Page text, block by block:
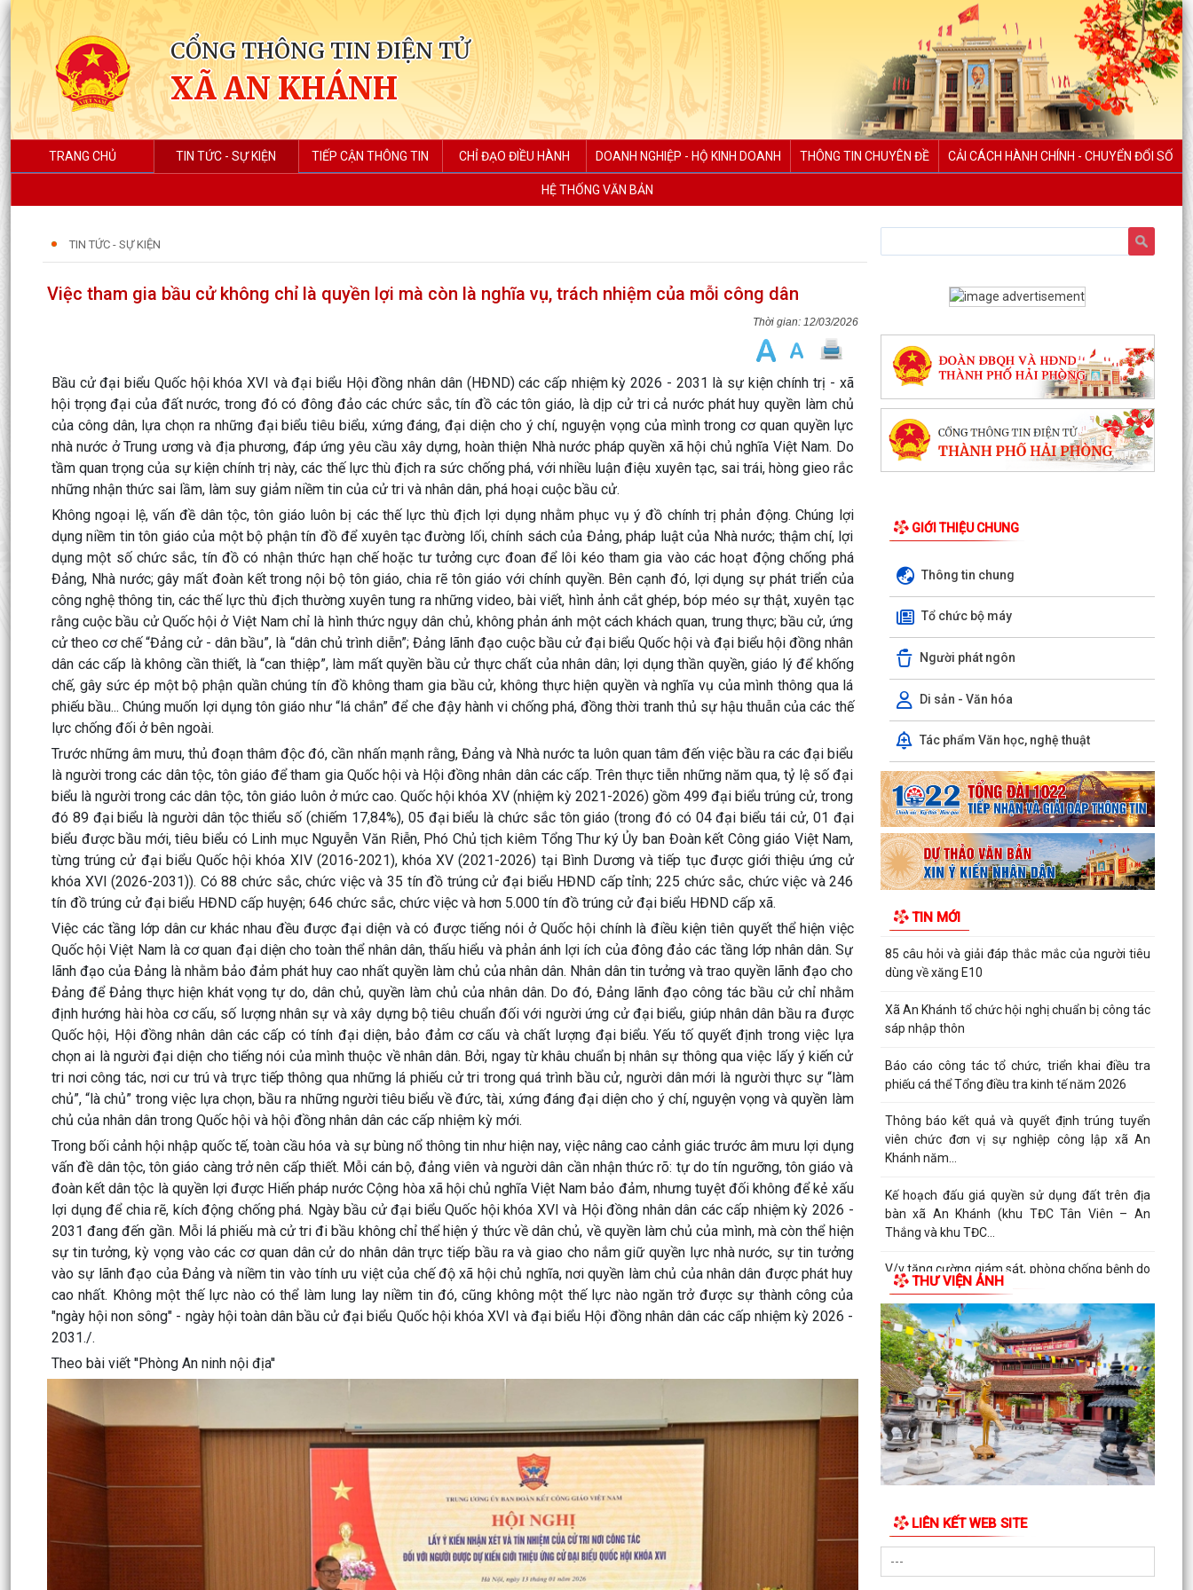
CỔNG THÔNG TIN ĐIỆN TỬ
XÃ AN KHÁNH
TRANG CHỦ TIN TỨC - SỰ KIỆN TIẾP CẬN THÔNG TIN CHỈ ĐẠO ĐIỀU HÀNH DOANH NGHIỆP - HỘ KINH DOANH THÔNG TIN CHUYÊN ĐỀ CẢI CÁCH HÀNH CHÍNH - CHUYỂN ĐỔI SỐ
HỆ THỐNG VĂN BẢN
TIN TỨC - SỰ KIỆN
Việc tham gia bầu cử không chỉ là quyền lợi mà còn là nghĩa vụ, trách nhiệm của mỗi công dân
12/03/2026
Bầu cử đại biểu Quốc hội khóa XVI và đại biểu Hội đồng nhân dân (HĐND) các cấp nhiệm kỳ 2026 - 2031 là sự kiện chính trị - xã
hội trọng đại của đất nước, trong đó có đông đảo các chức sắc, tín đồ các tôn giáo, là dịp cử tri cả nước phát huy quyền làm chủ
của công dân, lựa chọn ra những đại biểu tiêu biểu, xứng đáng, đại diện cho ý chí, nguyện vọng của mình trong cơ quan quyền lực
nhà nước ở Trung ương và địa phương, đáp ứng yêu cầu xây dựng, hoàn thiện Nhà nước pháp quyền xã hội chủ nghĩa Việt Nam. Do
tầm quan trọng của sự kiện chính trị này, các thế lực thù địch ra sức chống phá, với nhiều luận điệu xuyên tạc, sai trái, hòng gieo rắc
những nhận thức sai lầm, làm suy giảm niềm tin của cử tri và nhân dân, phá hoại cuộc bầu cử.
Không ngoại lệ, vấn đề dân tộc, tôn giáo luôn bị các thế lực thù địch lợi dụng nhằm phục vụ ý đồ chính trị phản động. Chúng lợi
dụng niềm tin tôn giáo của một bộ phận tín đồ để xuyên tạc đường lối, chính sách của Đảng, pháp luật của Nhà nước; thậm chí, lợi
dụng một số chức sắc, tín đồ có nhận thức hạn chế hoặc tư tưởng cực đoan để lôi kéo tham gia vào các hoạt động chống phá
Đảng, Nhà nước; gây mất đoàn kết trong nội bộ tôn giáo, chia rẽ tôn giáo với chính quyền. Bên cạnh đó, lợi dụng sự phát triển của
công nghệ thông tin, các thế lực thù địch thường xuyên tung ra những video, bài viết, hình ảnh cắt ghép, bóp méo sự thật, xuyên tạc
rằng cuộc bầu cử Quốc hội ở Việt Nam chỉ là hình thức ngụy dân chủ, không phản ánh một cách khách quan, trung thực; bầu cử, ứng
cử theo cơ chế “Đảng cử - dân bầu”, là “dân chủ trình diễn”; Đảng lãnh đạo cuộc bầu cử đại biểu Quốc hội và đại biểu hội đồng nhân
dân các cấp là không cần thiết, là “can thiệp”, làm mất quyền bầu cử thực chất của nhân dân; lợi dụng thần quyền, giáo lý để khống
chế, gây sức ép một bộ phận quần chúng tín đồ không tham gia bầu cử, không thực hiện quyền và nghĩa vụ của mình thông qua lá
phiếu bầu... Chúng muốn lợi dụng tôn giáo như “lá chắn” để che đậy hành vi chống phá, đồng thời tranh thủ sự hậu thuẫn của các thế
lực chống đối ở bên ngoài.
Trước những âm mưu, thủ đoạn thâm độc đó, cần nhấn mạnh rằng, Đảng và Nhà nước ta luôn quan tâm đến việc bầu ra các đại biểu
là người trong các dân tộc, tôn giáo để tham gia Quốc hội và Hội đồng nhân dân các cấp. Trên thực tiễn những năm qua, tỷ lệ số đại
biểu là người trong các dân tộc, tôn giáo luôn ở mức cao. Quốc hội khóa XV (nhiệm kỳ 2021-2026) gồm 499 đại biểu trúng cử, trong
đó 89 đại biểu là người dân tộc thiểu số (chiếm 17,84%), 05 đại biểu là chức sắc tôn giáo (trong đó có 04 đại biểu tái cử, 01 đại
biểu được bầu mới, tiêu biểu có Linh mục Nguyễn Văn Riễn, Phó Chủ tịch kiêm Tổng Thư ký Ủy ban Đoàn kết Công giáo Việt Nam,
từng trúng cử đại biểu Quốc hội khóa XIV (2016-2021), khóa XV (2021-2026) tại Bình Dương và tiếp tục được giới thiệu ứng cử
khóa XVI (2026-2031)). Có 88 chức sắc, chức việc và 35 tín đồ trúng cử đại biểu HĐND cấp tỉnh; 225 chức sắc, chức việc và 246
tín đồ trúng cử đại biểu HĐND cấp huyện; 646 chức sắc, chức việc và hơn 5.000 tín đồ trúng cử đại biểu HĐND cấp xã.
Việc các tầng lớp dân cư khác nhau đều được đại diện và có được tiếng nói ở Quốc hội chính là điều kiện tiên quyết thể hiện việc
Quốc hội Việt Nam là cơ quan đại diện cho toàn thể nhân dân, thấu hiểu và phản ánh lợi ích của đông đảo các tầng lớp nhân dân. Sự
lãnh đạo của Đảng là nhằm bảo đảm phát huy cao nhất quyền làm chủ của nhân dân. Nhân dân tin tưởng và trao quyền lãnh đạo cho
Đảng để Đảng thực hiện khát vọng tự do, dân chủ, quyền làm chủ của nhân dân. Do đó, Đảng lãnh đạo công tác bầu cử chỉ nhằm
định hướng hài hòa cơ cấu, số lượng nhân sự và xây dựng bộ tiêu chuẩn đối với người ứng cử đại biểu, giúp nhân dân bầu ra được
Quốc hội, Hội đồng nhân dân các cấp có tính đại diện, bảo đảm cơ cấu và chất lượng đại biểu. Yếu tố quyết định trong việc lựa
chọn ai là người đại diện cho tiếng nói của mình thuộc về nhân dân. Bởi, ngay từ khâu chuẩn bị nhân sự thông qua việc lấy ý kiến cử
tri nơi công tác, nơi cư trú và trực tiếp thông qua những lá phiếu cử tri trong quá trình bầu cử, người dân mới là người thực sự “làm
chủ”, “là chủ” trong việc lựa chọn, bầu ra những người tiêu biểu về đức, tài, xứng đáng đại diện cho ý chí, nguyện vọng và quyền làm
chủ của nhân dân trong Quốc hội và hội đồng nhân dân các cấp nhiệm kỳ mới.
Trong bối cảnh hội nhập quốc tế, toàn cầu hóa và sự bùng nổ thông tin như hiện nay, việc nâng cao cảnh giác trước âm mưu lợi dụng
vấn đề dân tộc, tôn giáo càng trở nên cấp thiết. Mỗi cán bộ, đảng viên và người dân cần nhận thức rõ: tự do tín ngưỡng, tôn giáo và
đoàn kết dân tộc là quyền lợi được Hiến pháp nước Cộng hòa xã hội chủ nghĩa Việt Nam bảo đảm, nhưng tuyệt đối không để kẻ xấu
lợi dụng để chia rẽ, kích động chống phá. Ngày bầu cử đại biểu Quốc hội khóa XVI và Hội đồng nhân dân các cấp nhiệm kỳ 2026 -
2031 đang đến gần. Mỗi lá phiếu mà cử tri đi bầu không chỉ thể hiện ý thức về dân chủ, về quyền làm chủ của mình, mà còn thể hiện
sự tin tưởng, kỳ vọng vào các cơ quan dân cử do nhân dân trực tiếp bầu ra và giao cho nắm giữ quyền lực nhà nước, sự tin tưởng
vào sự lãnh đạo của Đảng và niềm tin vào tính ưu việt của chế độ xã hội chủ nghĩa, nơi quyền làm chủ của nhân dân được phát huy
cao nhất. Không một thế lực nào có thể làm lung lay niềm tin đó, cũng không một thế lực nào ngăn trở được sự thành công của
"ngày hội non sông" - ngày hội toàn dân bầu cử đại biểu Quốc hội khóa XVI và đại biểu Hội đồng nhân dân các cấp nhiệm kỳ 2026 -
2031./.
Theo bài viết ''Phòng An ninh nội địa''
GIỚI THIỆU CHUNG
Thông tin chung
Tổ chức bộ máy
Người phát ngôn
Di sản - Văn hóa
Tác phẩm Văn học, nghệ thuật
TIN MỚI
V/v thực hiện chính sách miễn phí sách giáo
khoa giáo dục phổ thông và các khoản hỗ trợ
đầu năm học...
UBND xã An Khánh họp nghe báo cáo công tác
chuẩn bị các hoạt động kỷ niệm Ngày Thương
binh - Liệt...
V/v nâng cao chất lượng và hiệu quả giải quyết
thủ tục hành chính phục vụ người dân, doanh
nghiệp
V/v tăng cường công tác truyền thông phòng
ngừa, giảm thiểu lao động trẻ em
học phổ thông năm 2026
85 câu hỏi và giải đáp thắc mắc của người tiêu
dùng về xăng E10
Xã An Khánh tổ chức hội nghị chuẩn bị công tác
sáp nhập thôn
Báo cáo công tác tổ chức, triển khai điều tra
phiếu cá thể Tổng điều tra kinh tế năm 2026
Thông báo kết quả và quyết định trúng tuyển
viên chức đơn vị sự nghiệp công lập xã An
Khánh năm...
Kế hoạch đấu giá quyền sử dụng đất trên địa
bàn xã An Khánh (khu TĐC Tân Viên – An
Thắng và khu TĐC...
V/v tăng cường giám sát, phòng chống bệnh do
vi rút Hanta
Triển khai công tác bảo vệ môi trường, chuyển
đổi xanh và phát triển bền vững trong ngành
Giáo dục...
Quyết định và danh sách triệu tập thí sinh đủ
điều kiện, tiêu chuẩn dự xét tuyển vòng 2 kỳ
tuyển...
V/v chủ động triển khai các biện pháp đảm bảo
Các quyết định của UBND thành phố Hải Phòng
về Công bố Danh mục TTHC mới được ban
THƯ VIỆN ẢNH
LIÊN KẾT WEB SITE